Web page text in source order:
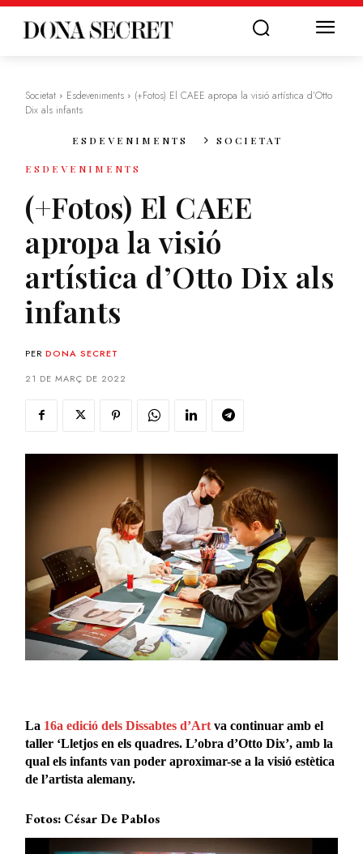
Societat Esdeveniments
(+Fotos) El CAEE apropa la visió artística d’Otto
Dix als infants
ESDEVENIMENTS SOCIETAT
ESDEVENIMENTS
(+Fotos) El CAEE
apropa la visió
artística d’Otto Dix als
infants
PER DONA SECRET
21 DE MARÇ DE 2022
La 16a edició dels Dissabtes d’Art va continuar amb el
taller ‘Lletjos en els quadres. L’obra d’Otto Dix’, amb la
qual els infants van poder aproximar-se a la visió estètica
de l’artista alemany.
Fotos: César De Pablos